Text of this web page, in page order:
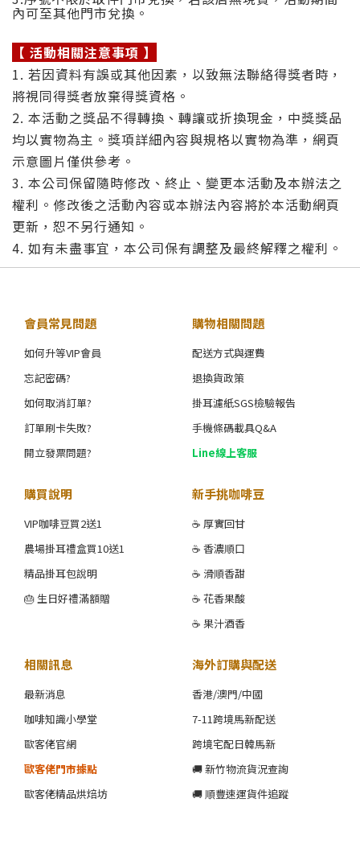
內可至其他門市兌換。
【 活動相關注意事項 】
1. 若因資料有誤或其他因素，以致無法聯絡得獎者時，
將視同得獎者放棄得獎資格。
2. 本活動之獎品不得轉換、轉讓或折換現金，中獎獎品
均以實物為主。獎項詳細內容與規格以實物為準，網頁
示意圖片僅供參考。
3. 本公司保留隨時修改、終止、變更本活動及本辦法之
權利。修改後之活動內容或本辦法內容將於本活動網頁
更新，恕不另行通知。
4. 如有未盡事宜，本公司保有調整及最終解釋之權利。
會員常見問題
如何升等VIP會員
忘記密碼?
如何取消訂單?
訂單刷卡失敗?
開立發票問題?
購物相關問題
配送方式與運費
退換貨政策
掛耳濾紙SGS檢驗報告
手機條碼載具Q&A
Line線上客服
購買說明
VIP咖啡豆買2送1
農場掛耳禮盒買10送1
精品掛耳包說明
🎂 生日好禮滿額贈
新手挑咖啡豆
☕ 厚實回甘
☕ 香濃順口
☕ 滑順香甜
☕ 花香果酸
☕ 果汁酒香
相關訊息
最新消息
咖啡知識小學堂
歐客佬官網
歐客佬門市據點
歐客佬精品烘焙坊
海外訂購與配送
香港/澳門/中國
7-11跨境馬新配送
跨境宅配日韓馬新
🚚 新竹物流貨況查詢
🚚 順豐速運貨件追蹤